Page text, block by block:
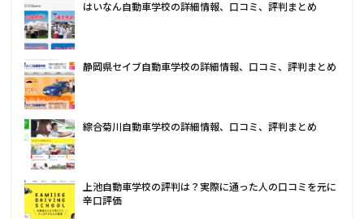
はいなん自動車学校の詳細情報、口コミ、評判まとめ
静岡県セイブ自動車学校の詳細情報、口コミ、評判まとめ
綜合菊川自動車学校の詳細情報、口コミ、評判まとめ
上池自動車学校の評判は？実際に通った人の口コミを元に
辛口評価